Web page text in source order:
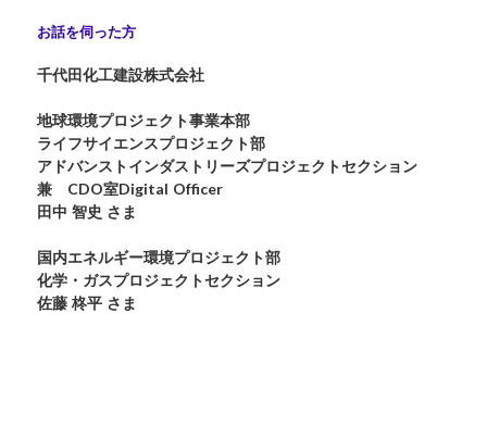
お話を伺った方
千代田化工建設株式会社
地球環境プロジェクト事業本部
ライフサイエンスプロジェクト部
アドバンストインダストリーズプロジェクトセクション
兼 CDO室Digital Officer
田中 智史 さま
国内エネルギー環境プロジェクト部
化学・ガスプロジェクトセクション
佐藤 柊平 さま